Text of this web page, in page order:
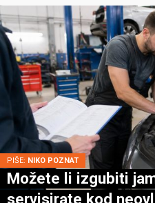
PIŠE: NIKO POZNAT
Možete li izgubiti
servisirate kod